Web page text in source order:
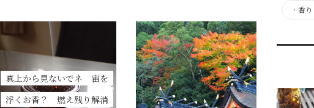
真上から見ないでネ 宙を
浮くお香？ 燃え残り解消
・ 香り